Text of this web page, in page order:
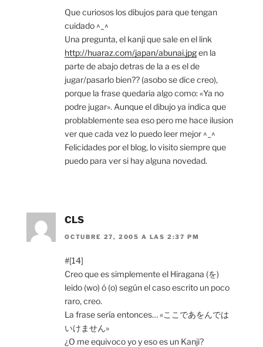
Que curiosos los dibujos para que tengan
cuidado ^_^
Una pregunta, el kanji que sale en el link
http://huaraz.com/japan/abunai.jpgen la
parte de abajo detras de la a es el de
jugar/pasarlo bien?? (asobo se dice creo),
porque la frase quedaria algo como: «Ya no
podre jugar». Aunque el dibujo ya indica que
problablemente sea eso pero me hace ilusion
ver que cada vez lo puedo leer mejor ^_^
Felicidades por el blog, lo visito siempre que
puedo para ver si hay alguna novedad.
CLS
OCTUBRE 27, 2005 A LAS 2:37 PM
#[14]
Creo que es simplemente el Hiragana (を)
leido (wo) ó (o) según el caso escrito un poco
raro, creo.
La frase sería entonces… «ここであをんでは
いけません»
¿O me equivoco yo y eso es un Kanji?